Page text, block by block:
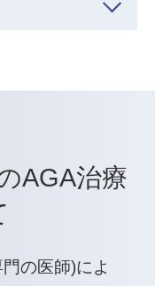
AGA治療
の医師)によ